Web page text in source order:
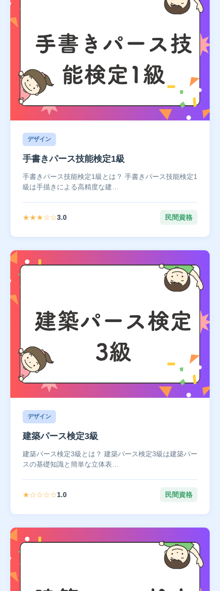
デザイン
手書きパース技能検定1級
手書きパース技能検定1級とは？ 手書きパース技能検定1
級は手描きによる高精度な建…
★★★☆☆3.0 民間資格
デザイン
建築パース検定3級
建築パース検定3級とは？ 建築パース検定3級は建築パー
スの基礎知識と簡単な立体表…
★☆☆☆☆1.0 民間資格